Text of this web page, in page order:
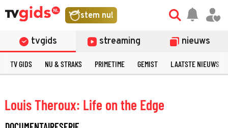
stem nu!
tvgids streaming nieuws
TV GIDS NU & STRAKS PRIMETIME GEMIST LAATSTE NIEUWS
Louis Theroux: Life on the Edge